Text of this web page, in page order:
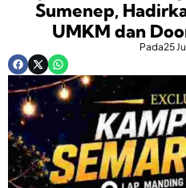
Sumenep,
UMKM dan
Pada25